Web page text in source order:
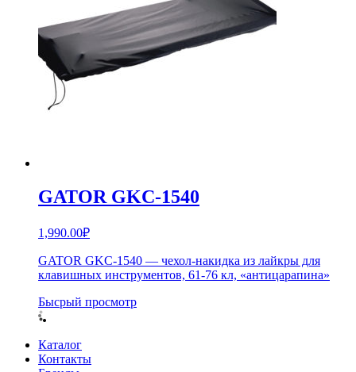
GATOR GKC-1540
1,990.00₽
GATOR GKC-1540 — чехол-накидка из лайкры для
клавишных инструментов, 61-76 кл, «антицарапина»
Бысрый просмотр
Каталог
Контакты